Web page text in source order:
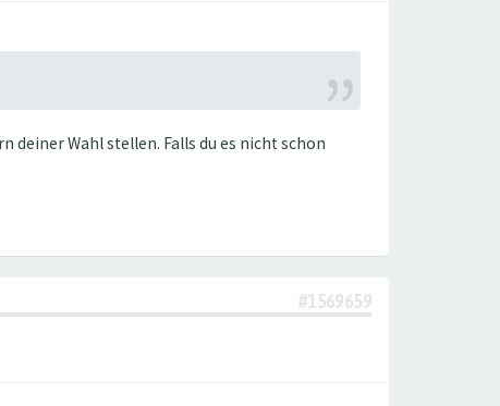
deiner Wahl stellen. Falls du es nicht schon
#1569659